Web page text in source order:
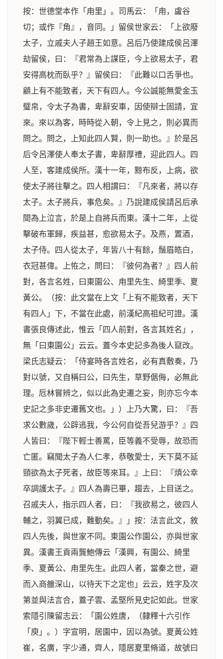
按：世德堂本作「甪里」。司馬云：「甪，盧谷
切；或作『角』，音同。」留侯世家云：「上欲廢
太子，立戚夫人子趙王如意。呂后乃使建成侯呂澤
劫留侯，曰：『君常為上謀臣，今上欲易太子，君
安得高枕而臥乎？』留侯曰：『此難以口舌爭也。
顧上有不能致者，天下有四人。今公誠能無愛金玉
璧帛，令太子為書，卑辭安車，因使辯士固請，宜
來。來以為客，時時從入朝，令上見之，則必異而
問之。問之，上知此四人賢，則一助也。』於是呂
后令呂澤使人奉太子書，卑辭厚禮，迎此四人。四
人至，客建成侯所。漢十一年，黥布反，上病，欲
使太子將往擊之。四人相謂曰：『凡來者，將以存
太子。太子將兵，事危矣。』乃說建成侯請呂后承
間為上泣言，於是上自將兵而東。漢十二年，上從
擊破布軍歸，疾益甚，愈欲易太子。及燕，置酒，
太子侍。四人從太子，年皆八十有餘，鬚眉皓白，
衣冠甚偉。上恠之，問曰：『彼何為者？』四人前
對，各言名姓，曰東園公、甪里先生、綺里季、夏
黃公。（按：此文當在上文「上有不能致者，天下
有四人」下，不當在此處，前漢紀高祖紀可證。漢
書張良傳述此，惟云「四人前對，各言其姓名」，
無「曰東園公」云云。蓋今本史記多為後人竄改。
梁氏志疑云：「侍宴時各言姓名，必有真敷奏，乃
對以號，又自稱曰公，曰先生，草野倨侮，必無此
理。卮林嘗辨之，似以此為史遷之妄，則亦忘今本
史記之多非史遷舊文也。」）上乃大驚，曰：『吾
求公數歲，公辟逃我，今公何自從吾兒游乎？』四
人皆曰：『陛下輕士善罵，臣等義不受辱，故恐而
亡匿。竊聞太子為人仁孝，恭敬愛士，天下莫不延
頸欲為太子死者，故臣等來耳。』上曰：『煩公幸
卒調護太子。』四人為壽已畢，趨去，上目送之。
召戚夫人，指示四人者，曰：『我欲易之，彼四人
輔之，羽翼已成，難動矣。』」按：法言此文，敘
四人先後，與世家不同。東園公作園公，亦與世家
異。漢書王貢兩龔鮑傳云「漢興，有園公、綺里
季、夏黃公、甪里先生。此四人者，當秦之世，避
而入商雒深山，以待天下之定也」云云，姓字及次
第並與法言合，蓋子雲、孟堅所見史記如此。世家
索隱引陳留志云：「園公姓唐，（隸釋十六引作
「庾」。）字宣明，居園中，因以為號。夏黃公姓
崔，名廣，字少通，齊人，隱居夏里脩道，故號曰